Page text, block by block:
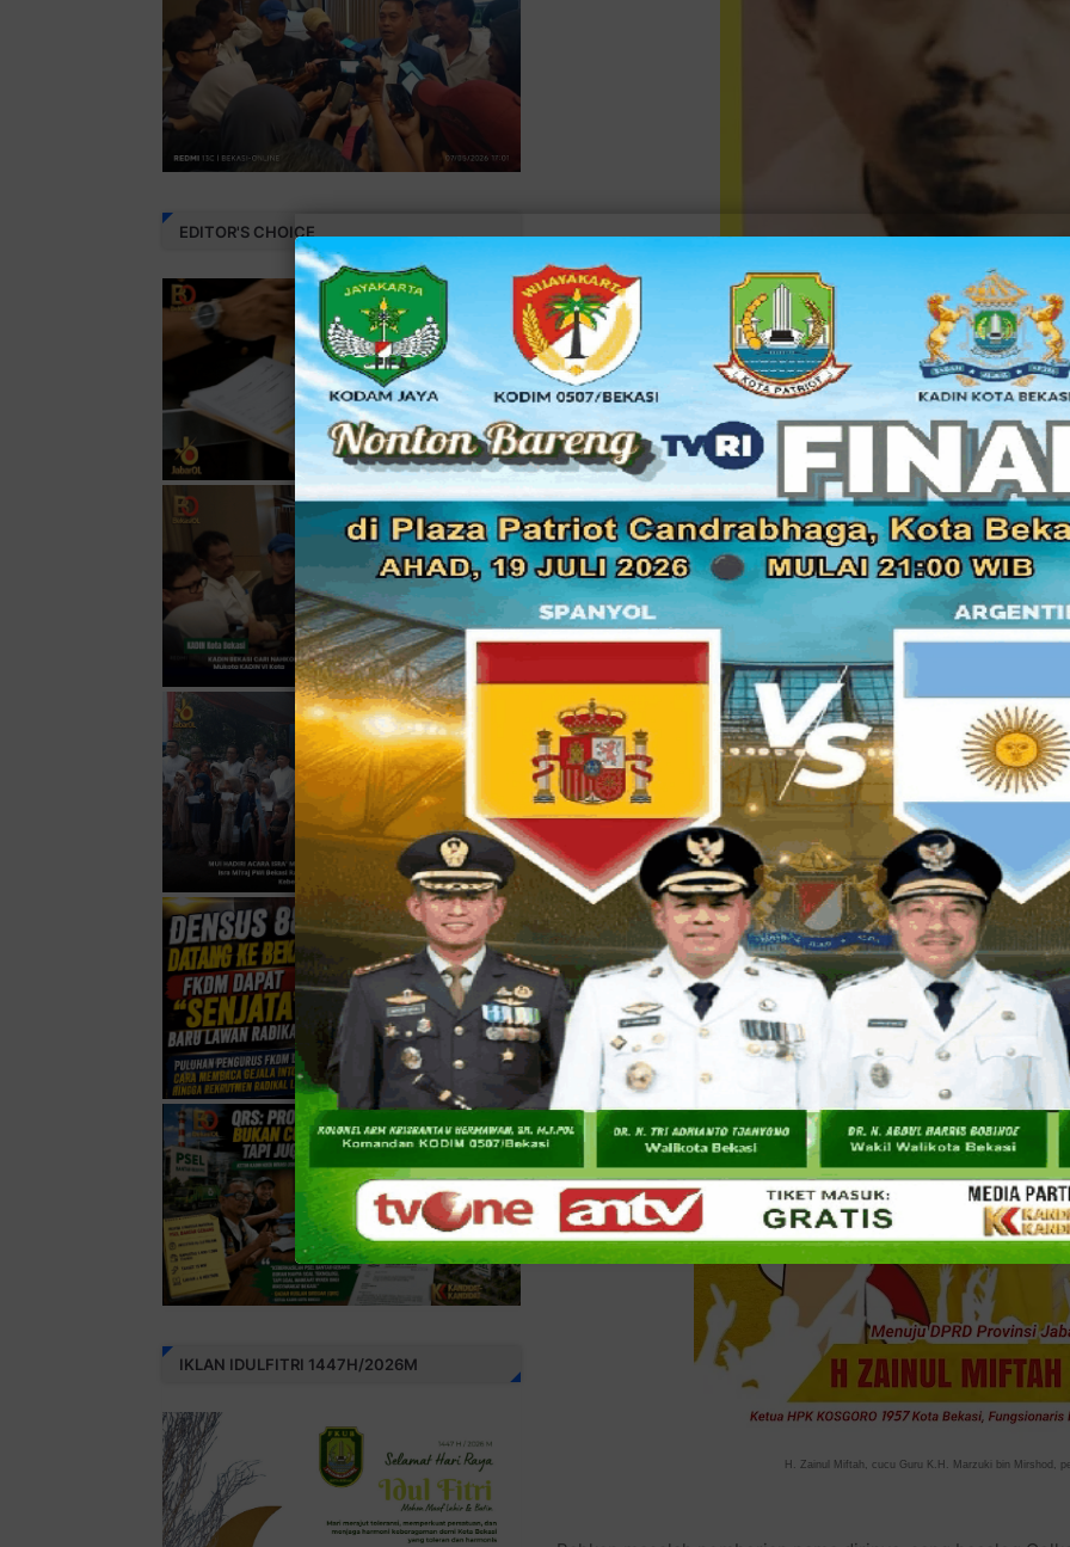
BEKASI,bksOL- Bermula mencari tahu tentang siapakah
Bekasi dan Kota Depok, H. Zainul Miftah. Lalu berlanjut
juga kakeknya, yang jadi idola serta guru spiritualnya, Guru
H. Zainul Miftah, cucu Guru K.H. Marzuki bin Mirshod,
EDITOR'S CHOICE
IKLAN IDULFITRI 1447H/2026M